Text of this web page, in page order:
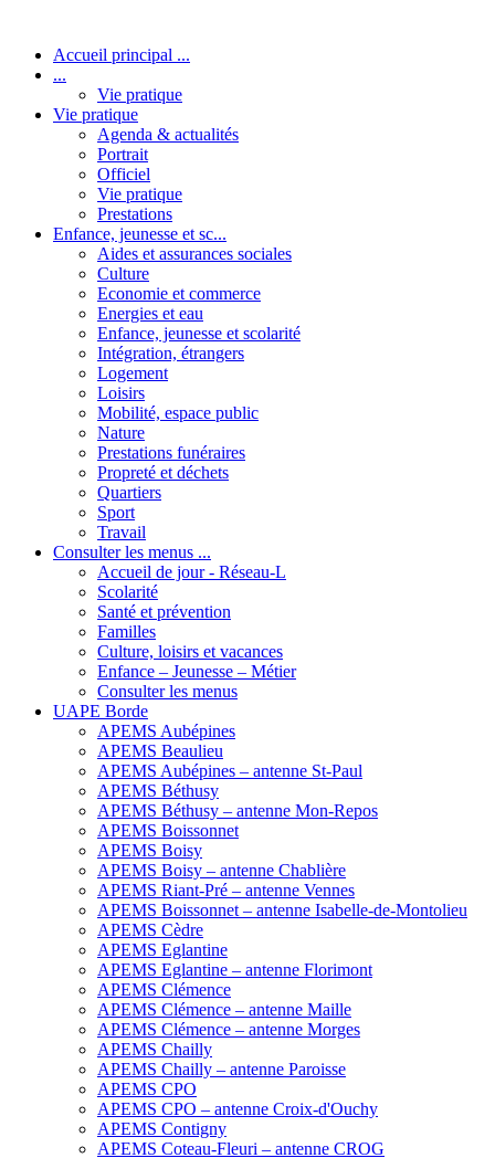
Accueil principal ...
...
Vie pratique
Vie pratique
Agenda & actualités
Portrait
Officiel
Vie pratique
Prestations
Enfance, jeunesse et sc...
Aides et assurances sociales
Culture
Economie et commerce
Energies et eau
Enfance, jeunesse et scolarité
Intégration, étrangers
Logement
Loisirs
Mobilité, espace public
Nature
Prestations funéraires
Propreté et déchets
Quartiers
Sport
Travail
Consulter les menus ...
Accueil de jour - Réseau-L
Scolarité
Santé et prévention
Familles
Culture, loisirs et vacances
Enfance – Jeunesse – Métier
Consulter les menus
UAPE Borde
APEMS Aubépines
APEMS Beaulieu
APEMS Aubépines – antenne St-Paul
APEMS Béthusy
APEMS Béthusy – antenne Mon-Repos
APEMS Boissonnet
APEMS Boisy
APEMS Boisy – antenne Chablière
APEMS Riant-Pré – antenne Vennes
APEMS Boissonnet – antenne Isabelle-de-Montolieu
APEMS Cèdre
APEMS Eglantine
APEMS Eglantine – antenne Florimont
APEMS Clémence
APEMS Clémence – antenne Maille
APEMS Clémence – antenne Morges
APEMS Chailly
APEMS Chailly – antenne Paroisse
APEMS CPO
APEMS CPO – antenne Croix-d'Ouchy
APEMS Contigny
APEMS Coteau-Fleuri – antenne CROG